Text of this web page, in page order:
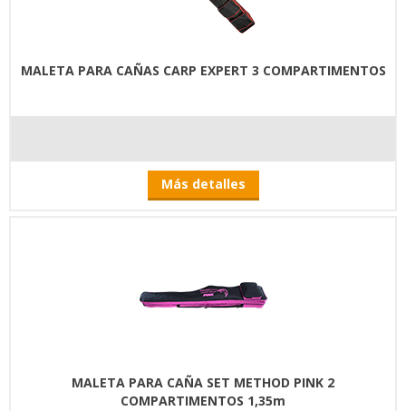
MALETA PARA CAÑAS CARP EXPERT 3 COMPARTIMENTOS
Más detalles
MALETA PARA CAÑA SET METHOD PINK 2
COMPARTIMENTOS 1,35m